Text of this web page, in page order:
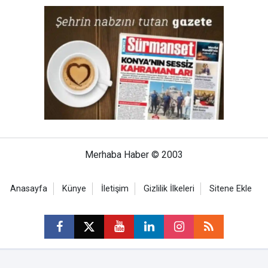
Merhaba Haber © 2003
Anasayfa Künye İletişim Gizlilik İlkeleri Sitene Ekle